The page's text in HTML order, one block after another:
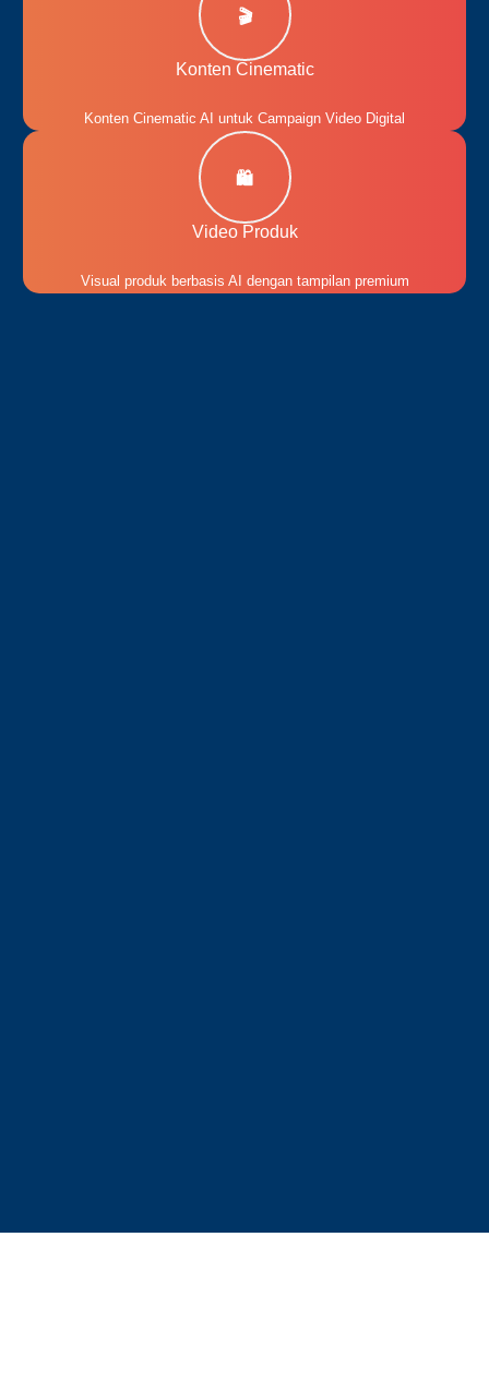
🎬
Konten Cinematic
Konten Cinematic AI untuk Campaign Video Digital
🛍️
Video Produk
Visual produk berbasis AI dengan tampilan premium